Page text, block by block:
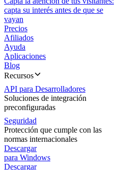
capta su interés antes de que se
vayan
Precios
Afiliados
Ayuda
Aplicaciones
Blog
Recursos
API para Desarrolladores
Soluciones de integración
preconfiguradas
Seguridad
Protección que cumple con las
normas internacionales
Descargar
para Windows
Descargar